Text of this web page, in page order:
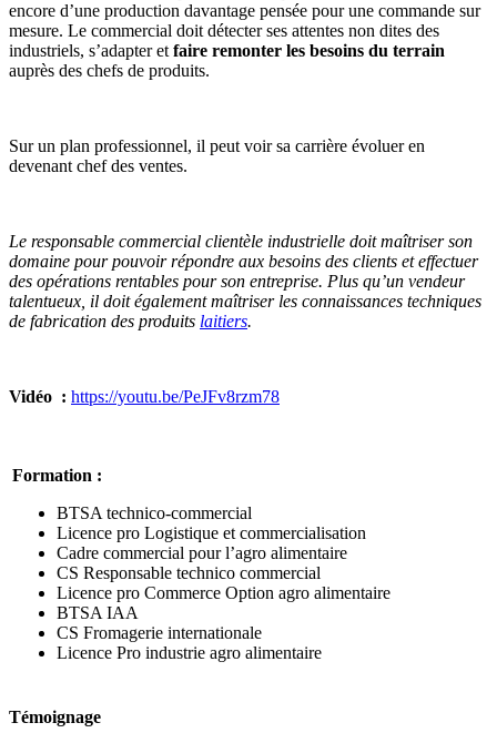
encore d’une production davantage pensée pour une commande sur
mesure. Le commercial doit détecter ses attentes non dites des
industriels, s’adapter et faire remonter les besoins du terrain
auprès des chefs de produits.
Sur un plan professionnel, il peut voir sa carrière évoluer en
devenant chef des ventes.
Le responsable commercial clientèle industrielle doit maîtriser son
domaine pour pouvoir répondre aux besoins des clients et effectuer
des opérations rentables pour son entreprise. Plus qu’un vendeur
talentueux, il doit également maîtriser les connaissances techniques
de fabrication des produits laitiers.
Vidéo : https://youtu.be/PeJFv8rzm78
Formation :
BTSA technico-commercial
Licence pro Logistique et commercialisation
Cadre commercial pour l’agro alimentaire
CS Responsable technico commercial
Licence pro Commerce Option agro alimentaire
BTSA IAA
CS Fromagerie internationale
Licence Pro industrie agro alimentaire
Témoignage